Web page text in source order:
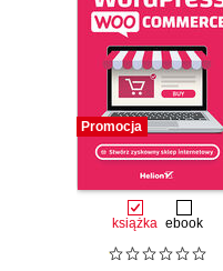
Promocja
książka ebook